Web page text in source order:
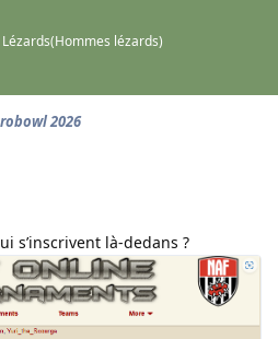
(Hommes lézards)
2026
s’inscrivent là-dedans ?